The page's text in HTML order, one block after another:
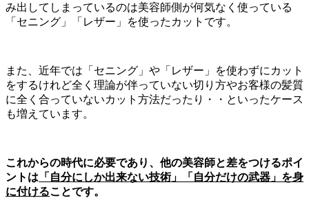
み出してしまっているのは美容師側が何気なく使っている
「セニング」「レザー」を使ったカットです。
また、近年では「セニング」や「レザー」を使わずにカット
をするけれど全く理論が伴っていない切り方やお客様の髪質
に全く合っていないカット方法だったり・・といったケース
も増えています。
これからの時代に必要であり、他の美容師と差をつけるポイ
ントは 「自分にしか出来ない技術」「自分だけの武器」を身
に付けることです。